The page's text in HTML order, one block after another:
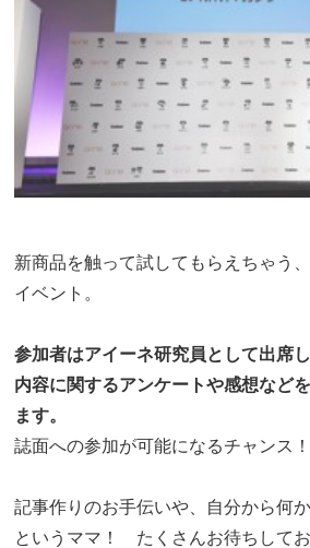
新商品を触って試してもらえちゃう、
イベント。
参加者はアイーネ研究員として出席
内容に関するアンケートや感想など
ます。
誌面への参加が可能になるチャンス！
記事作りのお手伝いや、自分から何
というママ！ たくさんお待ちしてお